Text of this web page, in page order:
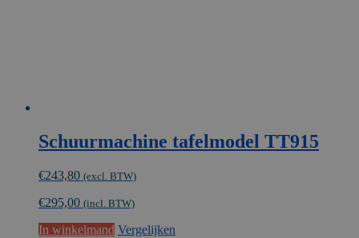
Schuurmachine tafelmodel TT915
€243,80 (excl. BTW)
€295,00 (incl. BTW)
In winkelmand Vergelijken